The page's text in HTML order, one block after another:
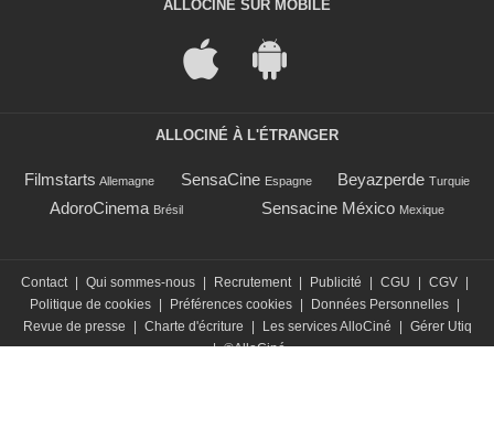
ALLOCINÉ SUR MOBILE
ALLOCINÉ À L'ÉTRANGER
Filmstarts Allemagne SensaCine Espagne Beyazperde Turquie
AdoroCinema Brésil Sensacine México Mexique
Contact Qui sommes-nous Recrutement Publicité CGU CGV
Politique de cookies
Préférences cookies Données Personnelles
Revue de presse
Charte d'écriture Les services AlloCiné
Gérer Utiq
| ©AlloCiné